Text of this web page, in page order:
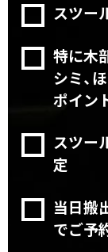
スツー
特に木
シミ、
ポイン
スツー
定
当日搬
でご予